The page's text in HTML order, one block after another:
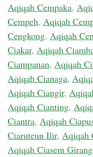
Aqiqah Cempaka,
Cempeh, Aqiqah
Cengkong, Aqiqah
Ciakar, Aqiqah
Ciampanan, Aqiqah
Aqiqah Cianaga,
Aqiqah Ciangir,
Aqiqah Cianting,
Ciantra, Aqiqah
Ciaruteun Ilir, Aqiqah
Aqiqah Ciasem Girang